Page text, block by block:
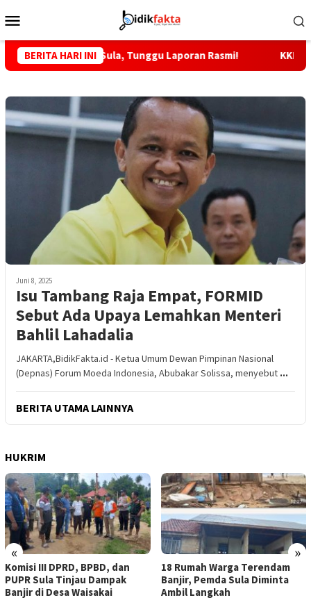
ke
Mobile
BERITA HARI INI
Sula, Tunggu Laporan Rasmi! KKLI STAI
Juni 8, 2025
Isu Tambang Raja Empat, FORMID
Sebut Ada Upaya Lemahkan Menteri
Bahlil Lahadalia
JAKARTA,BidikFakta.id - Ketua Umum Dewan Pimpinan Nasional
(Depnas) Forum Moeda Indonesia, Abubakar Solissa, menyebut ...
BERITA UTAMA LAINNYA
HUKRIM
« »
Komisi III DPRD, BPBD, dan
PUPR Sula Tinjau Dampak
Banjir di Desa Waisakai
18 Rumah Warga Terendam
Banjir, Pemda Sula Diminta
Ambil Langkah